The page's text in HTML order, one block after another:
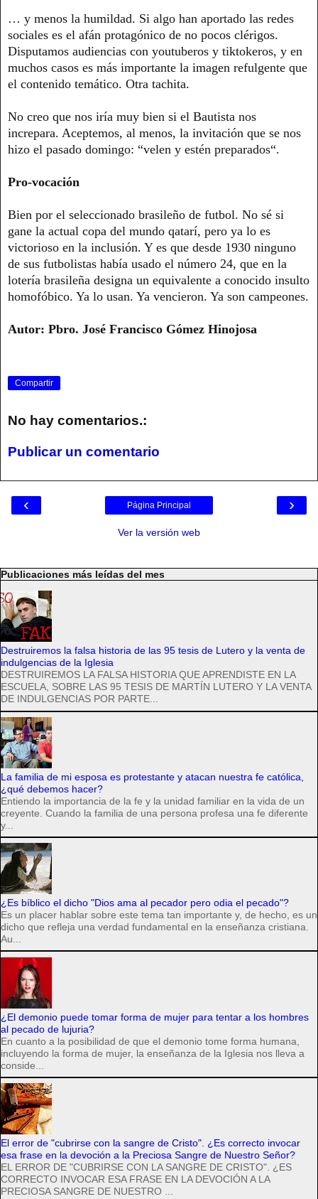
… y menos la humildad. Si algo han aportado las redes
sociales es el afán protagónico de no pocos clérigos.
Disputamos audiencias con youtuberos y tiktokeros, y en
muchos casos es más importante la imagen refulgente que
el contenido temático. Otra tachita.
No creo que nos iría muy bien si el Bautista nos
increpara. Aceptemos, al menos, la invitación que se nos
hizo el pasado domingo: “velen y estén preparados“.
Pro-vocación
Bien por el seleccionado brasileño de futbol. No sé si
gane la actual copa del mundo qatarí, pero ya lo es
victorioso en la inclusión. Y es que desde 1930 ninguno
de sus futbolistas había usado el número 24, que en la
lotería brasileña designa un equivalente a conocido insulto
homofóbico. Ya lo usan. Ya vencieron. Ya son campeones.
Autor: Pbro. José Francisco Gómez Hinojosa
Compartir
No hay comentarios.:
Publicar un comentario
‹ ›
Página Principal
Ver la versión web
Publicaciones más leídas del mes
Destruiremos la falsa historia de las 95 tesis de Lutero y la venta de
indulgencias de la Iglesia
DESTRUIREMOS LA FALSA HISTORIA QUE APRENDISTE EN LA
ESCUELA, SOBRE LAS 95 TESIS DE MARTÍN LUTERO Y LA VENTA
DE INDULGENCIAS POR PARTE...
La familia de mi esposa es protestante y atacan nuestra fe católica,
¿qué debemos hacer?
Entiendo la importancia de la fe y la unidad familiar en la vida de un
creyente. Cuando la familia de una persona profesa una fe diferente
y...
¿Es bíblico el dicho "Dios ama al pecador pero odia el pecado"?
Es un placer hablar sobre este tema tan importante y, de hecho, es un
dicho que refleja una verdad fundamental en la enseñanza cristiana.
Au...
¿El demonio puede tomar forma de mujer para tentar a los hombres
al pecado de lujuria?
En cuanto a la posibilidad de que el demonio tome forma humana,
incluyendo la forma de mujer, la enseñanza de la Iglesia nos lleva a
conside...
El error de "cubrirse con la sangre de Cristo". ¿Es correcto invocar
esa frase en la devoción a la Preciosa Sangre de Nuestro Señor?
EL ERROR DE "CUBRIRSE CON LA SANGRE DE CRISTO". ¿ES
CORRECTO INVOCAR ESA FRASE EN LA DEVOCIÓN A LA
PRECIOSA SANGRE DE NUESTRO ...